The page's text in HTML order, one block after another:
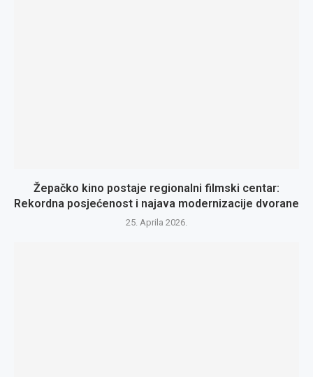
Žepačko kino postaje regionalni filmski centar:
Rekordna posjećenost i najava modernizacije dvorane
25. Aprila 2026.